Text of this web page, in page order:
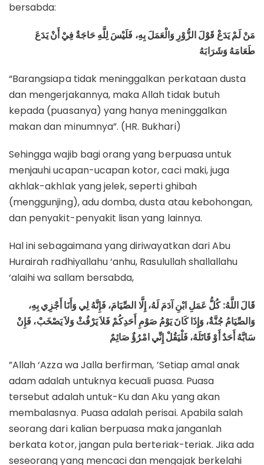
bersabda:
مَنْ لَمْ يَدَعْ قَوْلَ الزُّوْرِ وَالْعَمَلَ بِهِ، فَلَيْسَ لِلَّهِ حَاجَةٌ فِيْ أَنْ يَدَعَ
طَعَامَهُ وَشَرَابَهُ
“Barangsiapa tidak meninggalkan perkataan dusta
dan mengerjakannya, maka Allah tidak butuh
kepada (puasanya) yang hanya meninggalkan
makan dan minumnya”. (HR. Bukhari)
Sehingga wajib bagi orang yang berpuasa untuk
menjauhi ucapan-ucapan kotor, caci maki, juga
akhlak-akhlak yang jelek, seperti ghibah
(menggunjing), adu domba, dusta atau kebohongan,
dan penyakit-penyakit lisan yang lainnya.
Hal ini sebagaimana yang diriwayatkan dari Abu
Hurairah radhiyallahu ‘anhu, Rasulullah shallallahu
‘alaihi wa sallam bersabda,
قَالَ اللَّهُ: كُلُّ عَمَلِ ابْنِ آدَمَ لَهُ، إِلَّا الصِّيَامَ، فَإِنَّهُ لِي وَأَنَا أَجْزِي بِهِ،
وَالصِّيَامُ جُنَّةٌ، وَإِذَا كَانَ يَوْمُ صَوْمِ أَحَدِكُمْ فَلاَ يَرْفُثْ وَلاَ يَصْخَبْ، فَإِنْ
سَابَّهُ أَحَدٌ أَوْ قَاتَلَهُ، فَلْيَقُلْ إِنِّي امْرُؤٌ صَائِمٌ
”Allah ‘Azza wa Jalla berfirman, ’Setiap amal anak
adam adalah untuknya kecuali puasa. Puasa
tersebut adalah untuk-Ku dan Aku yang akan
membalasnya. Puasa adalah perisai. Apabila salah
seorang dari kalian berpuasa maka janganlah
berkata kotor, jangan pula berteriak-teriak. Jika ada
seseorang yang mencaci dan mengajak berkelahi